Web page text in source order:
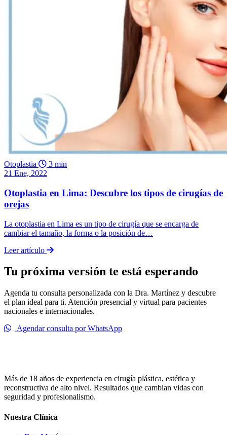
Otoplastia
3 min
21 Ene, 2022
Otoplastia en Lima: Descubre los tipos de cirugías de
orejas
La otoplastia en Lima es un tipo de cirugía que se encarga de
cambiar el tamaño, la forma o la posición de…
Leer artículo
Tu próxima versión te está esperando
Agenda tu consulta personalizada con la Dra. Martínez y descubre
el plan ideal para ti. Atención presencial y virtual para pacientes
nacionales e internacionales.
Agendar consulta por WhatsApp
Más de 18 años de experiencia en cirugía plástica, estética y
reconstructiva de alto nivel. Resultados que cambian vidas con
seguridad y profesionalismo.
Nuestra Clínica